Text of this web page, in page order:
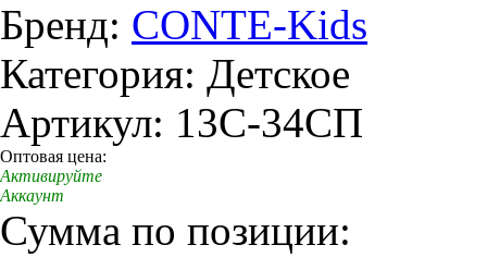
Бренд: CONTE-Kids
Категория: Детское
Артикул: 13C-34СП
Оптовая цена:
Активируйте
Аккаунт
Сумма по позиции: